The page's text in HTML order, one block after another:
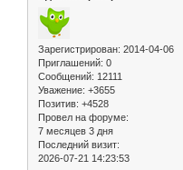
Зарегистрирован: 2014-04-06
Приглашений: 0
Сообщений: 12111
Уважение: +3655
Позитив: +4528
Провел на форуме:
7 месяцев 3 дня
Последний визит:
2026-07-21 14:23:53